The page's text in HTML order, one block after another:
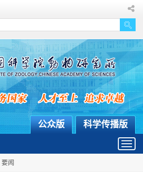
科学传播版
公众版
要闻